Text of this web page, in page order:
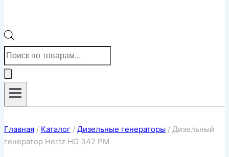
Поиск
товаров
Главная / Каталог / Дизельные генераторы / Дизельный
генератор Hertz HG 342 PM